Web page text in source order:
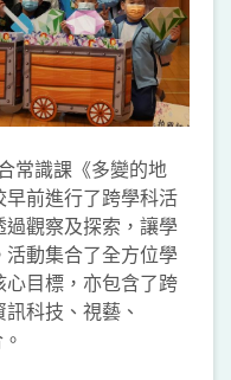
常識課《多變的地
前進行了跨學科活
觀察及探索，讓學
動集合了全方位學
目標，亦包含了跨
科技、視藝、